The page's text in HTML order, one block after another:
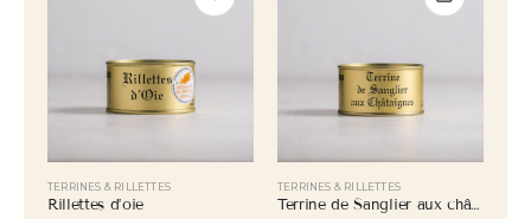
TERRINES & RILLETTES
Rillettes d’oie
TERRINES & RILLETTES
Terrine de Sanglier aux châtaignes